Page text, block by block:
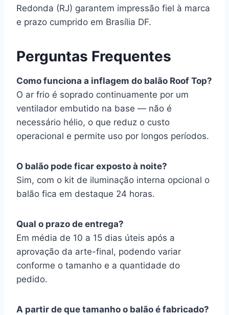
Redonda (RJ) garantem impressão fiel à marca
e prazo cumprido em Brasília DF.
Perguntas Frequentes
Como funciona a inflagem do balão Roof Top?
O ar frio é soprado continuamente por um
ventilador embutido na base — não é
necessário hélio, o que reduz o custo
operacional e permite uso por longos períodos.
O balão pode ficar exposto à noite?
Sim, com o kit de iluminação interna opcional o
balão fica em destaque 24 horas.
Qual o prazo de entrega?
Em média de 10 a 15 dias úteis após a
aprovação da arte-final, podendo variar
conforme o tamanho e a quantidade do
pedido.
A partir de que tamanho o balão é fabricado?